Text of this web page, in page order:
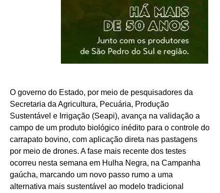
O governo do Estado, por meio de pesquisadores da
Secretaria da Agricultura, Pecuária, Produção
Sustentável e Irrigação (Seapi), avança na validação a
campo de um produto biológico inédito para o controle do
carrapato bovino, com aplicação direta nas pastagens
por meio de drones. A fase mais recente dos testes
ocorreu nesta semana em Hulha Negra, na Campanha
gaúcha, marcando um novo passo rumo a uma
alternativa mais sustentável ao modelo tradicional